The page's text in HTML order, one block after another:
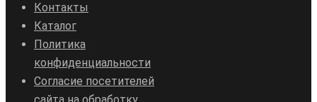
Контакты
Каталог
Политика
конфиденциальности
Согласие посетителей